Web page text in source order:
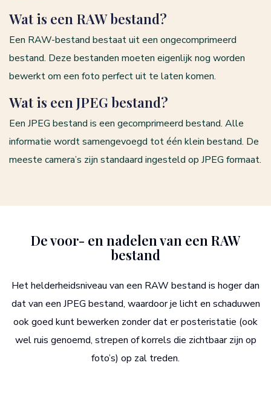
Wat is een RAW bestand?
Een RAW-bestand bestaat uit een ongecomprimeerd
bestand. Deze bestanden moeten eigenlijk nog worden
bewerkt om een foto perfect uit te laten komen.
Wat is een JPEG bestand?
Een JPEG bestand is een gecomprimeerd bestand. Alle
informatie wordt samengevoegd tot één klein bestand. De
meeste camera’s zijn standaard ingesteld op JPEG formaat.
De voor- en nadelen van een RAW
bestand
Het helderheidsniveau van een RAW bestand is hoger dan
dat van een JPEG bestand, waardoor je licht en schaduwen
ook goed kunt bewerken zonder dat er posteristatie (ook
wel ruis genoemd, strepen of korrels die zichtbaar zijn op
foto’s) op zal treden.